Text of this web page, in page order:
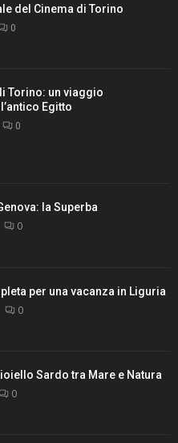
del Cinema di Torino
0
Torino: un viaggio
Egitto
0
la Superba
0
per una vacanza in Liguria
0
Sardo tra Mare e Natura
0